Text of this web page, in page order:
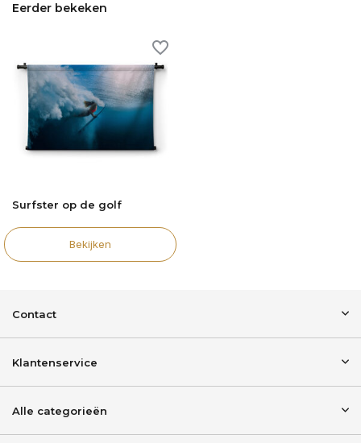
Eerder bekeken
Surfster op de golf
Bekijken
Contact
Klantenservice
Alle categorieën